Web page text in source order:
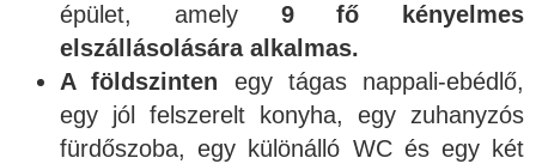
épület, amely 9 fő kényelmes
elszállásolására alkalmas.
A földszinten egy tágas nappali-ebédlő,
egy jól felszerelt konyha, egy zuhanyzós
fürdőszoba, egy különálló WC és egy két